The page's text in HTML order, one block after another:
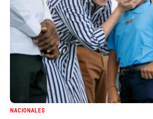
NACIONALES